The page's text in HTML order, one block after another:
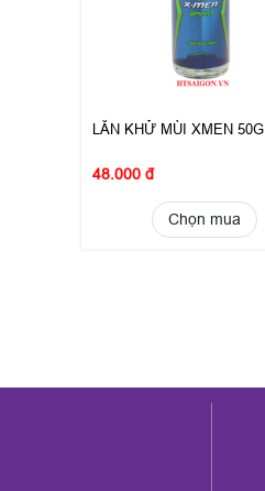
LĂN KHỬ MÙI XMEN 50G
48.000 đ
Chọn mua